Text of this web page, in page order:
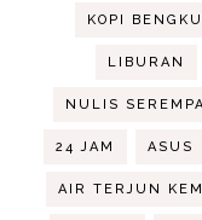
KOPI
LIBURAN
NULIS
24 JAM ASUS
AIR TERJUN